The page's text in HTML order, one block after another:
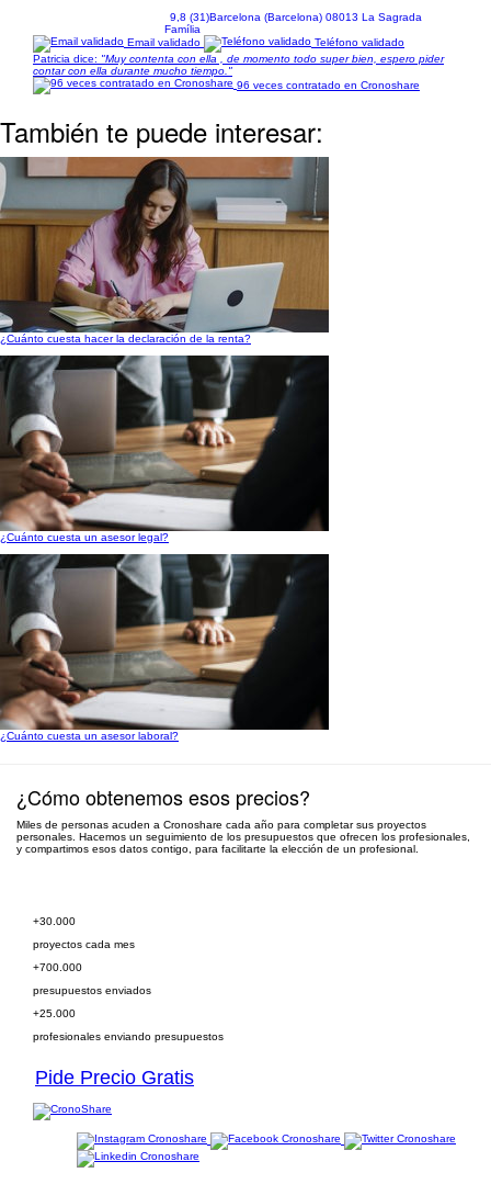
9,8 (31)Barcelona (Barcelona) 08013 La Sagrada
Família
Email validado
Teléfono validado
Patricia dice: "Muy contenta con ella , de momento todo super bien, espero pider
contar con ella durante mucho tiempo."
96 veces contratado en Cronoshare
También te puede interesar:
¿Cuánto cuesta hacer la declaración de la renta?
¿Cuánto cuesta un asesor legal?
¿Cuánto cuesta un asesor laboral?
¿Cómo obtenemos esos precios?
Miles de personas acuden a Cronoshare cada año para completar sus proyectos
personales. Hacemos un seguimiento de los presupuestos que ofrecen los profesionales,
y compartimos esos datos contigo, para facilitarte la elección de un profesional.
+30.000
proyectos cada mes
+700.000
presupuestos enviados
+25.000
profesionales enviando presupuestos
Pide Precio Gratis